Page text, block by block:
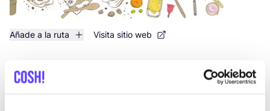
Añade a la ruta Visita sitio web
Meer dan Mooi
Smallerijt 21, Geel
like